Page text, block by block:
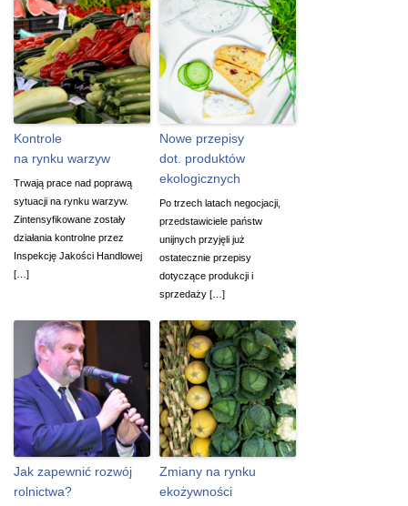
Kontrole
na rynku warzyw
Trwają prace nad poprawą
sytuacji na rynku warzyw.
Zintensyfikowane zostały
działania kontrolne przez
Inspekcję Jakości Handlowej
[…]
Nowe przepisy
dot. produktów
ekologicznych
Po trzech latach negocjacji,
przedstawiciele państw
unijnych przyjęli już
ostatecznie przepisy
dotyczące produkcji i
sprzedaży […]
Jak zapewnić rozwój
rolnictwa?
Zmiany na rynku
ekożywności